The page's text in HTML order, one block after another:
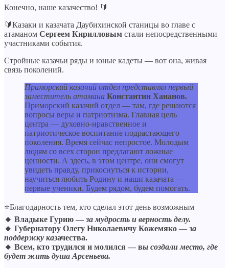
Конечно, наше казачество! 🔰
🔰Казаки и казачата Даубихинской станицы во главе с
атаманом Сергеем Кирилловым стали непосредственными
участниками события.
Стройные казачьи ряды и юные кадеты — вот она, живая
связь поколений.
Приморский казачий отдел представлял первый
заместитель атамана Константин Хананов.
Приморский казачий отдел — там, где решаются
вопросы веры и патриотизма. Главная цель
центра — духовно-нравственное и
патриотическое воспитание подрастающего
поколения. Время сейчас непростое. Молодым
людям со всех сторон предлагают ложные
ценности. А здесь, в этом центре, они смогут
увидеть правду, прикоснуться к истории,
научиться любить Родину и наши казачата —
первые ученики. Будем рядом, будем помогать.
⭐Благодарность тем, кто сделал этот день возможным
🔸 Владыке Гурию — за мудрость и верность делу.
🔸 Губернатору Олегу Николаевичу Кожемяко — за
поддержку казачества.
🔸 Всем, кто трудился и молился — вы создали место, где
будет жить душа Арсеньева.